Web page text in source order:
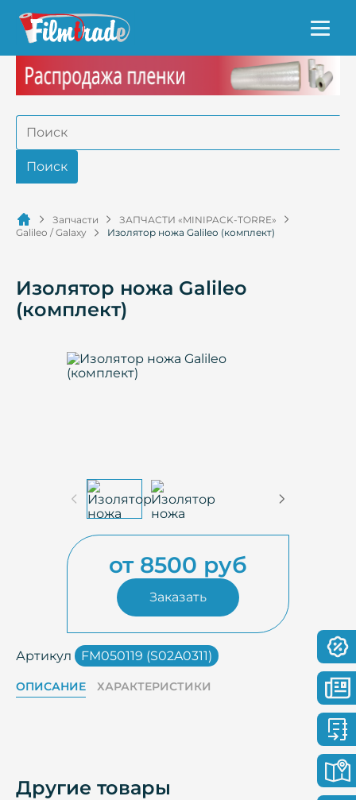
Запчасти
ЗАПЧАСТИ «MINIPACK-TORRE»
Galileo / Galaxy
Изолятор ножа Galileo (комплект)
Изолятор ножа Galileo
(комплект)
от 8500 руб
Заказать
Артикул FM050119 (S02A0311)
ОПИСАНИЕ ХАРАКТЕРИСТИКИ
Другие товары